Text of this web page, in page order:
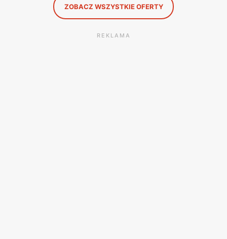
ZOBACZ WSZYSTKIE OFERTY
REKLAMA